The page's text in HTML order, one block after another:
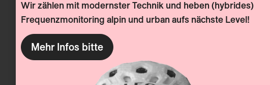
Wir zählen mit modernster Technik und heben (hybrides)
Frequenzmonitoring alpin und urban aufs nächste Level!
Mehr Infos bitte